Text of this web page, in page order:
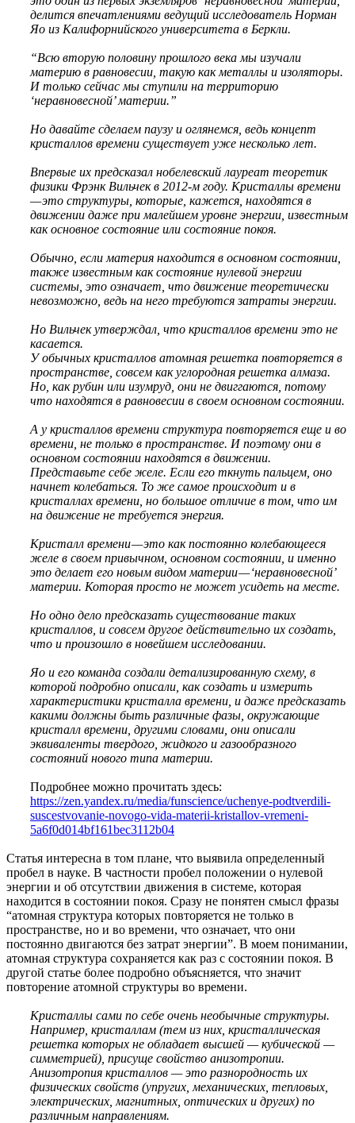
делится впечатлениями ведущий исследователь Норман
Яо из Калифорнийского университета в Беркли.
“Всю вторую половину прошлого века мы изучали
материю в равновесии, такую как металлы и изоляторы.
И только сейчас мы ступили на территорию
‘неравновесной’ материи.”
Но давайте сделаем паузу и оглянемся, ведь концепт
кристаллов времени существует уже несколько лет.
Впервые их предсказал нобелевский лауреат теоретик
физики Фрэнк Вильчек в 2012-м году. Кристаллы времени
— это структуры, которые, кажется, находятся в
движении даже при малейшем уровне энергии, известным
как основное состояние или состояние покоя.
Обычно, если материя находится в основном состоянии,
также известным как состояние нулевой энергии
системы, это означает, что движение теоретически
невозможно, ведь на него требуются затраты энергии.
Но Вильчек утверждал, что кристаллов времени это не
касается.
У обычных кристаллов атомная решетка повторяется в
пространстве, совсем как углородная решетка алмаза.
Но, как рубин или изумруд, они не двиггаются, потому
что находятся в равновесии в своем основном состоянии.
А у кристаллов времени структура повторяется еще и во
времени, не только в пространстве. И поэтому они в
основном состоянии находятся в движении.
Представьте себе желе. Если его ткнуть пальцем, оно
начнет колебаться. То же самое происходит и в
кристаллах времени, но большое отличие в том, что им
на движение не требуется энергия.
Кристалл времени — это как постоянно колебающееся
желе в своем привычном, основном состоянии, и именно
это делает его новым видом материи — ‘неравновесной’
материи. Которая просто не может усидеть на месте.
Но одно дело предсказать существование таких
кристаллов, и совсем другое действительно их создать,
что и произошло в новейшем исследовании.
Яо и его команда создали детализированную схему, в
которой подробно описали, как создать и измерить
характеристики кристалла времени, и даже предсказать
какими должны быть различные фазы, окружающие
кристалл времени, другими словами, они описали
эквиваленты твердого, жидкого и газообразного
состояний нового типа материи.
Подробнее можно прочитать здесь:
https://zen.yandex.ru/media/funscience/uchenye-podtverdili-
suscestvovanie-novogo-vida-materii-kristallov-vremeni-
5a6f0d014bf161bec3112b04
Статья интересна в том плане, что выявила определенный
пробел в науке. В частности пробел положении о нулевой
энергии и об отсутствии движения в системе, которая
находится в состоянии покоя. Сразу не понятен смысл фразы
“атомная структура которых повторяется не только в
пространстве, но и во времени, что означает, что они
постоянно двигаются без затрат энергии”. В моем понимании,
атомная структура сохраняется как раз с состоянии покоя. В
другой статье более подробно объясняется, что значит
повторение атомной структуры во времени.
Кристаллы сами по себе очень необычные структуры.
Например, кристаллам (тем из них, кристаллическая
решетка которых не обладает высшей — кубической —
симметрией), присуще свойство анизотропии.
Анизотропия кристаллов — это разнородность их
физических свойств (упругих, механических, тепловых,
электрических, магнитных, оптических и других) по
различным направлениям.